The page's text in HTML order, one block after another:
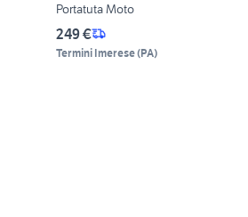
Portatuta Moto
249 €
Termini Imerese(PA)